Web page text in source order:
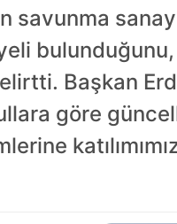
savunma
Başkan
göre